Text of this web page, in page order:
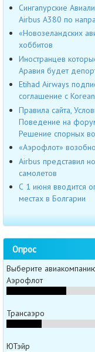
Сингапурские
Airbus А380 по
«Новозеландских
хоббитов
Иностранцев
Аравия будет
Etihad Airways
соглашение с
Правила сайта,
Поведение на
Решение спорных
«Аэрофлот»
Airbus представил
самолетов
С 1 июня вводится
местах в Болгарии
Опрос
Выберите
Аэрофлот
Трансаэро
ЮТэйр